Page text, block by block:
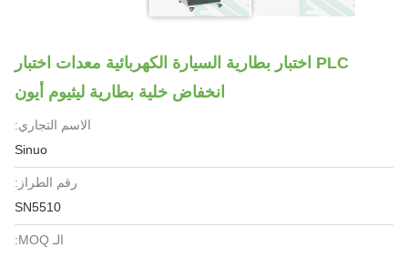
PLC اختبار بطارية السيارة الكهربائية معدات اختبار
انخفاض خلية بطارية ليثيوم أيون
الاسم التجاري:
Sinuo
رقم الطراز:
SN5510
الـ MOQ: